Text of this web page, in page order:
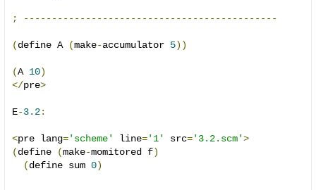
; ---------------------------------------------
(define A (make-accumulator 5))
(A 10)
</pre>
E-3.2:
<pre lang='scheme' line='1' src='3.2.scm'>
(define (make-momitored f)
(define sum 0)